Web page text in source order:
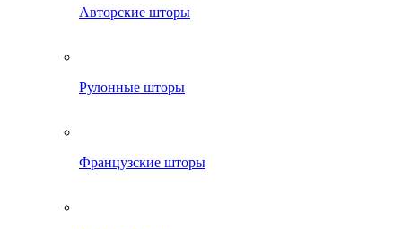
Авторские шторы
Рулонные шторы
Французские шторы